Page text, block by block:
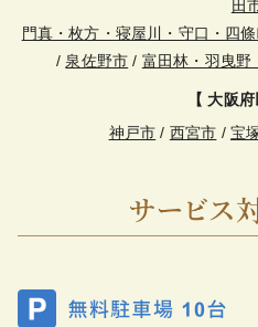
田
門真・枚方・寝屋川・守口・四
/ 泉佐野市 / 富田林・羽曳野
【 大阪府
神戸市 / 西宮市 / 宝